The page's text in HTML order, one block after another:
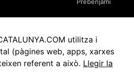
de Privacitat Política de Cookies
utilitza i
(pàgines web, apps, xarxes
referent a això. Llegir la